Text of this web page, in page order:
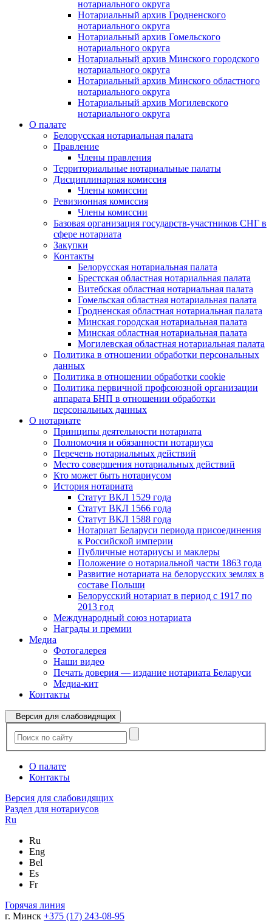
нотариального округа
Нотариальный архив Гродненского
нотариального округа
Нотариальный архив Гомельского
нотариального округа
Нотариальный архив Минского городского
нотариального округа
Нотариальный архив Минского областного
нотариального округа
Нотариальный архив Могилевского
нотариального округа
О палате
Белорусская нотариальная палата
Правление
Члены правления
Территориальные нотариальные палаты
Дисциплинарная комиссия
Члены комиссии
Ревизионная комиссия
Члены комиссии
Базовая организация государств-участников СНГ в
сфере нотариата
Закупки
Контакты
Белорусская нотариальная палата
Брестская областная нотариальная палата
Витебская областная нотариальная палата
Гомельская областная нотариальная палата
Гродненская областная нотариальная палата
Минская городская нотариальная палата
Минская областная нотариальная палата
Могилевская областная нотариальная палата
Политика в отношении обработки персональных
данных
Политика в отношении обработки cookie
Политика первичной профсоюзной организации
аппарата БНП в отношении обработки
персональных данных
О нотариате
Принципы деятельности нотариата
Полномочия и обязанности нотариуса
Перечень нотариальных действий
Место совершения нотариальных действий
Кто может быть нотариусом
История нотариата
Статут ВКЛ 1529 года
Статут ВКЛ 1566 года
Статут ВКЛ 1588 года
Нотариат Беларуси периода присоединения
к Российской империи
Публичные нотариусы и маклеры
Положение о нотариальной части 1863 года
Развитие нотариата на белорусских землях в
составе Польши
Белорусский нотариат в период с 1917 по
2013 год
Международный союз нотариата
Награды и премии
Медиа
Фотогалерея
Наши видео
Печать доверия — издание нотариата Беларуси
Медиа-кит
Контакты
Версия для слабовидящих
О палате
Контакты
Версия для слабовидящих
Раздел для нотариусов
Ru
Ru
Eng
Bel
Es
Fr
Горячая линия
г. Минск +375 (17) 243-08-95